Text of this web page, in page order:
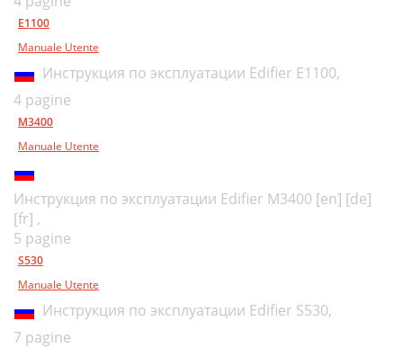
E1100
Manuale Utente
Инструкция по эксплуатации Edifier E1100,
4 pagine
M3400
Manuale Utente
Инструкция по эксплуатации Edifier M3400 [en] [de]
[fr] ,
5 pagine
S530
Manuale Utente
Инструкция по эксплуатации Edifier S530,
7 pagine